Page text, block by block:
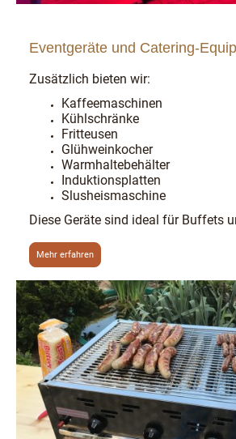
Eventgeräte und Catering-
Zusätzlich bieten wir:
Kaffeemaschinen
Kühlschränke
Fritteusen
Glühweinkocher
Warmhaltebehälter
Induktionsplatten
Slusheismaschine
Diese Geräte sind ideal für Buffets
Mehr erfahren